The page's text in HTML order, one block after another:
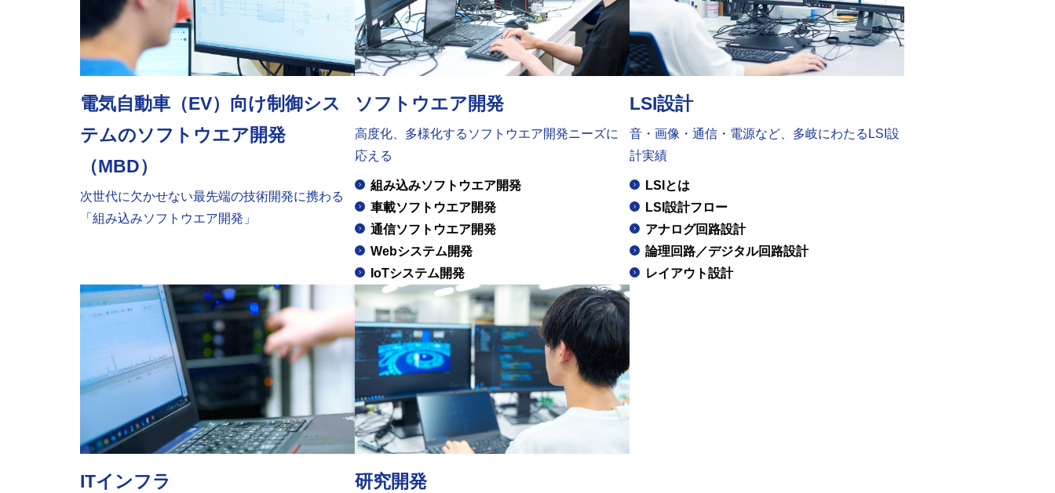
電気自動車（EV）向け制御シス
テムのソフトウエア開発
（MBD）
次世代に欠かせない最先端の技術開発に携わる
「組み込みソフトウエア開発」
ソフトウエア開発
高度化、多様化するソフトウエア開発ニーズに
応える
組み込みソフトウエア開発
車載ソフトウエア開発
通信ソフトウエア開発
Webシステム開発
IoTシステム開発
LSI設計
音・画像・通信・電源など、多岐にわたるLSI設
計実績
LSIとは
LSI設計フロー
アナログ回路設計
論理回路／デジタル回路設計
レイアウト設計
ITインフラ 研究開発